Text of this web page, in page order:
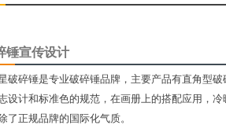
锤宣传设计
破碎锤是专业破碎锤品牌，主要产品有直角型
设计和标准色的规范，在画册上的搭配应用，
了正规品牌的国际化气质。